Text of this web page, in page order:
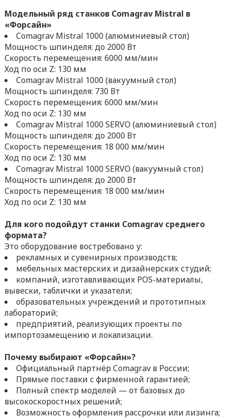
Модельный ряд станков Comagrav Mistral в
«Форсайн»
Comagrav Mistral 1000 (алюминиевый стол)
Мощность шпинделя: до 2000 Вт
Скорость перемещения: 6000 мм/мин
Ход по оси Z: 130 мм
Comagrav Mistral 1000 (вакуумный стол)
Мощность шпинделя: 730 Вт
Скорость перемещения: 6000 мм/мин
Ход по оси Z: 130 мм
Comagrav Mistral 1000 SERVO (алюминиевый стол)
Мощность шпинделя: до 2000 Вт
Скорость перемещения: 18 000 мм/мин
Ход по оси Z: 130 мм
Comagrav Mistral 1000 SERVO (вакуумный стол)
Мощность шпинделя: до 2000 Вт
Скорость перемещения: 18 000 мм/мин
Ход по оси Z: 130 мм
Для кого подойдут станки Comagrav среднего
формата?
Это оборудование востребовано у:
рекламных и сувенирных производств;
мебельных мастерских и дизайнерских студий;
компаний, изготавливающих POS-материалы,
вывески, таблички и указатели;
образовательных учреждений и прототипных
лабораторий;
предприятий, реализующих проекты по
импортозамещению и локализации.
Почему выбирают «Форсайн»?
Официальный партнёр Comagrav в России;
Прямые поставки с фирменной гарантией;
Полный спектр моделей — от базовых до
высокоскоростных решений;
Возможность оформления рассрочки или лизинга;